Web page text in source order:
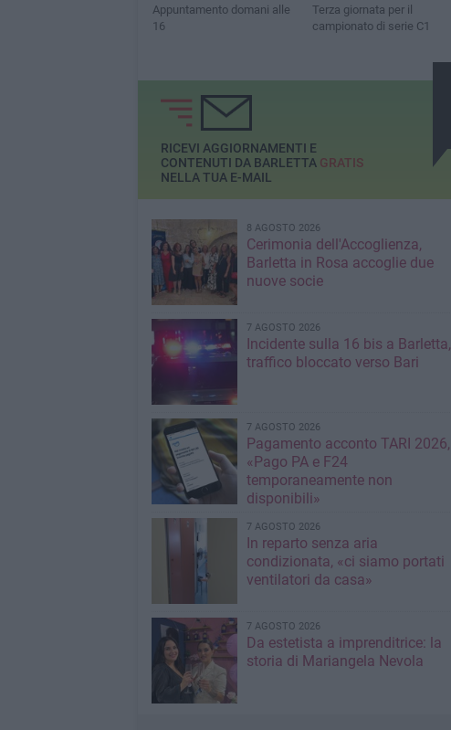
Appuntamento domani alle
16
Terza giornata per il
campionato di serie C1
RICEVI AGGIORNAMENTI E
CONTENUTI DA BARLETTA GRATIS
NELLA TUA E-MAIL
8 AGOSTO 2026
Cerimonia dell'Accoglienza,
Barletta in Rosa accoglie due
nuove socie
7 AGOSTO 2026
Incidente sulla 16 bis a Barletta,
traffico bloccato verso Bari
7 AGOSTO 2026
Pagamento acconto TARI 2026,
«Pago PA e F24
temporaneamente non
disponibili»
7 AGOSTO 2026
In reparto senza aria
condizionata, «ci siamo portati
ventilatori da casa»
7 AGOSTO 2026
Da estetista a imprenditrice: la
storia di Mariangela Nevola